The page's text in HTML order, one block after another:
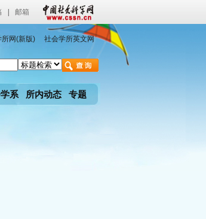
邮箱
所网(新版) 社会学所英文网
系 所内动态 专题